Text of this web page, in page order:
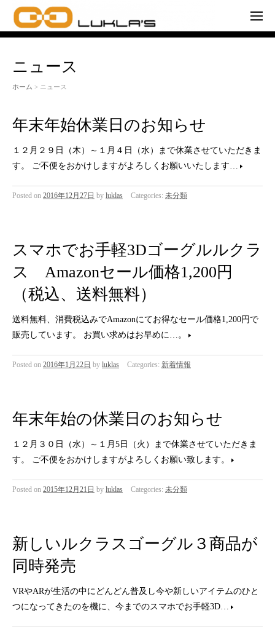
EN
ニュース
ホーム > ニュース
年末年始休業日のお知らせ
１２月２９日（木）～１月４日（水）まで休業させていただきま
す。 ご不便をおかけしますがよろしくお願いいたします…
Posted on 2016年12月27日 by luklas Categories: 未分類
スマホでお手軽3Dゴーグルルクラ
ス Amazonセール価格1,200円
（税込、送料無料）
送料無料、消費税込みでAmazonにてお得なセール価格1,200円で
販売しています。 お買い求めはお早めに…。
Posted on 2016年1月22日 by luklas Categories: 新着情報
年末年始の休業日のお知らせ
１２月３０日（水）～１月5日（火）まで休業させていただきま
す。 ご不便をおかけしますがよろしくお願い致します。
Posted on 2015年12月21日 by luklas Categories: 未分類
新しいルクラスゴーグル３商品が
同時発売
VRやARが生活の中にどんどん普及し今や新しいアイテムのひと
つになってきたのを機に、今までのスマホでお手軽3D…